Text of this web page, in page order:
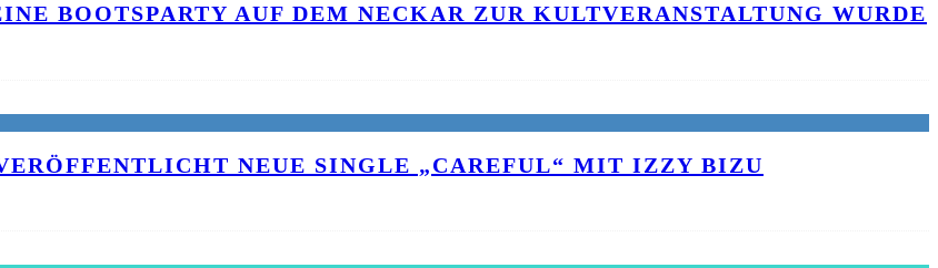
BOOTSPARTY AUF DEM NECKAR ZUR KULTVERANSTALTUNG WURDE
NEUE SINGLE „CAREFUL“ MIT IZZY BIZU